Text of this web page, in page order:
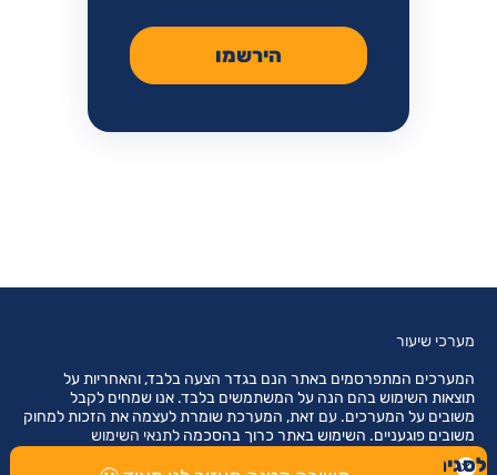
הירשמו
מערכי שיעור
המערכים המתפרסמים באתר הנם בגדר הצעה בלבד, והאחריות על
תוצאות השימוש בהם הנה על המשתמשים בלבד. אנו שמחים לקבל
משובים על המערכים. עם זאת, המערכת שומרת לעצמה את הזכות למחוק
משובים פוגעניים. השימוש באתר כרוך בהסכמה לתנאי השימוש
לסגירת